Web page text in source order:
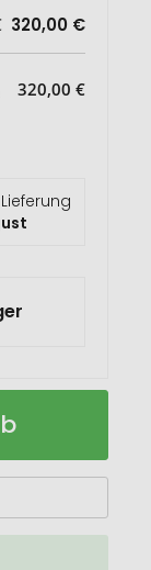
320,00 €
320,00 €